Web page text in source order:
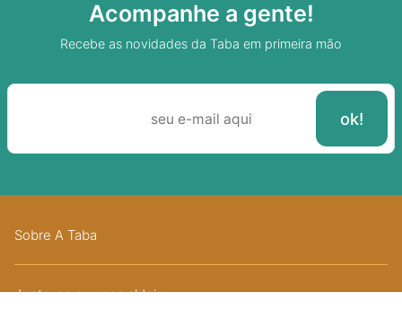
Acompanhe a gente!
Recebe as novidades da Taba em primeira mão
Sobre A Taba
Junte-se a nossa aldeia